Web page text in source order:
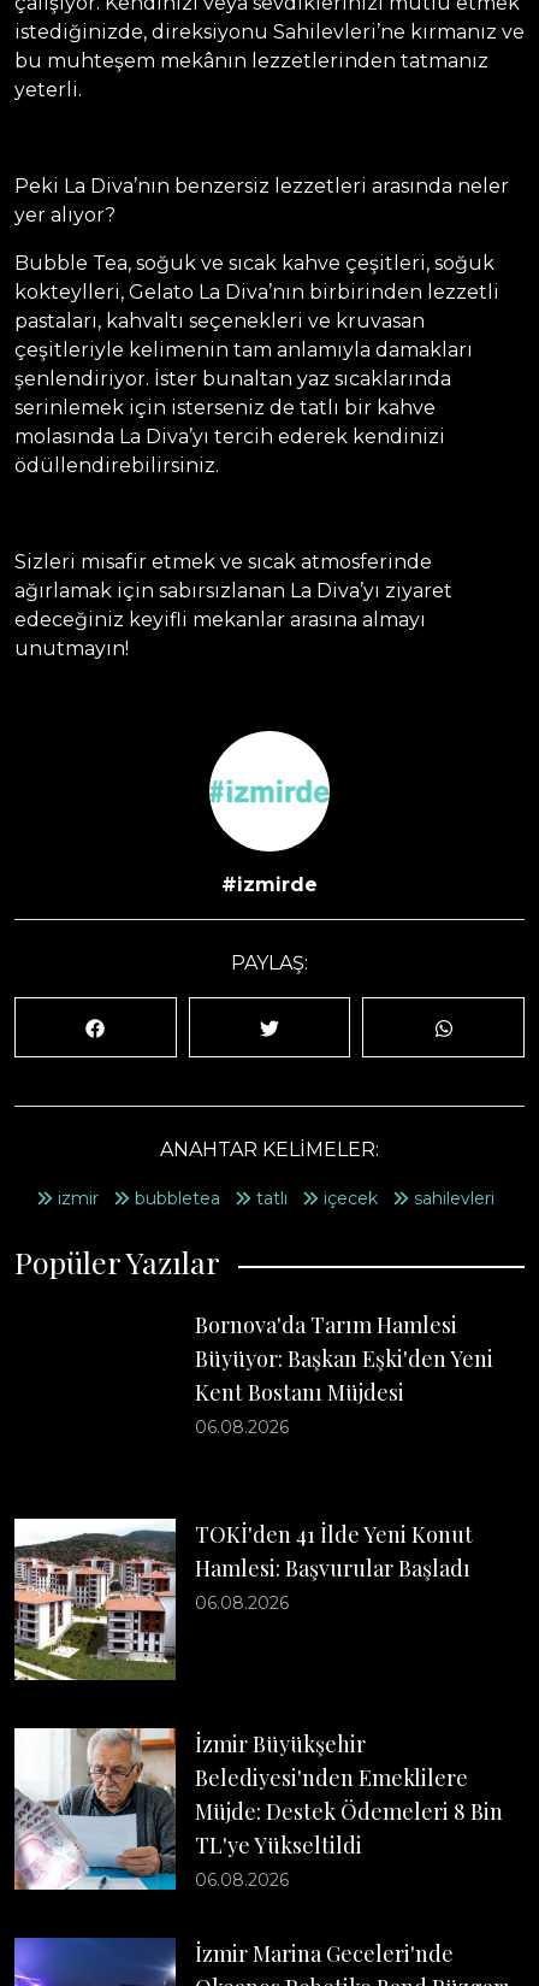
#izmirde
PAYLAŞ:
ANAHTAR KELİMELER:
izmir bubbletea tatlı içecek sahilevleri
istediğinizde, direksiyonu Sahilevleri’ne kırmanız ve
bu muhteşem mekânın lezzetlerinden tatmanız
yeterli.
Peki La Diva’nın benzersiz lezzetleri arasında neler
yer alıyor?
Bubble Tea, soğuk ve sıcak kahve çeşitleri, soğuk
kokteylleri, Gelato La Diva’nın birbirinden lezzetli
pastaları, kahvaltı seçenekleri ve kruvasan
çeşitleriyle kelimenin tam anlamıyla damakları
şenlendiriyor. İster bunaltan yaz sıcaklarında
serinlemek için isterseniz de tatlı bir kahve
molasında La Diva’yı tercih ederek kendinizi
ödüllendirebilirsiniz.
Sizleri misafir etmek ve sıcak atmosferinde
ağırlamak için sabırsızlanan La Diva’yı ziyaret
edeceğiniz keyifli mekanlar arasına almayı
unutmayın!
Popüler Yazılar
Bornova'da Tarım Hamlesi
Büyüyor: Başkan Eşki'den Yeni
Kent Bostanı Müjdesi
06.08.2026
TOKİ'den 41 İlde Yeni Konut
Hamlesi: Başvurular Başladı
06.08.2026
İzmir Büyükşehir
Belediyesi'nden Emeklilere
Müjde: Destek Ödemeleri 8 Bin
TL'ye Yükseltildi
06.08.2026
İzmir Marina Geceleri'nde